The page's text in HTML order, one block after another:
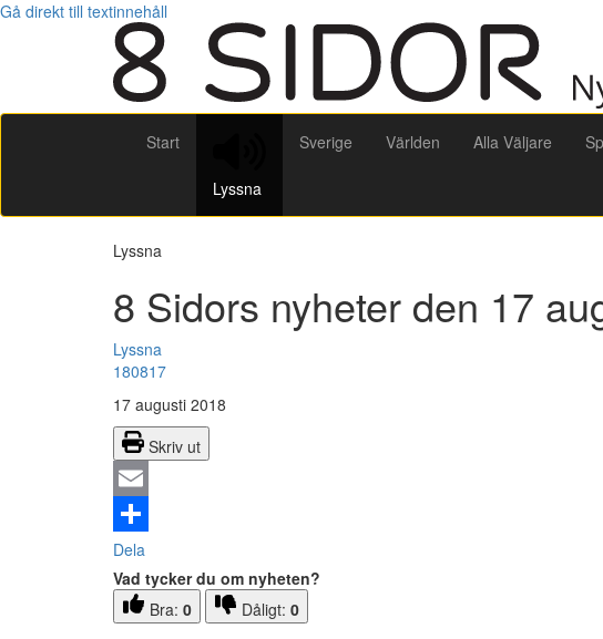
Gå direkt till textinnehåll
Start
Lyssna
Sverige Världen Alla Väljare
Lyssna
8 Sidors nyheter den 17
Lyssna
180817
17 augusti 2018
Skriv ut
Email
Dela
Vad tycker du om nyheten?
Bra: 0 Dåligt: 0